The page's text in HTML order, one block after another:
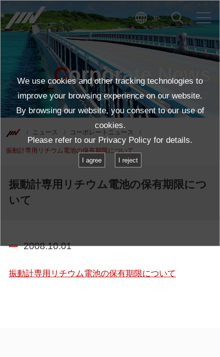
JP
Corporate News
コーポレートニュース
ニュース コーポレートニュース
振動計専用リチウム電池の保有期限について
振動計専用リチウム電池の保有期限につ
いて
2008.10.01
振動計専用リチウム電池の保有期限について
We use cookies and other tracking technologies to
improve your browsing experience on our website.
By browsing our website, you consent to our use of
cookies.
Please refer to our Privacy Policy for details.
I agree I reject